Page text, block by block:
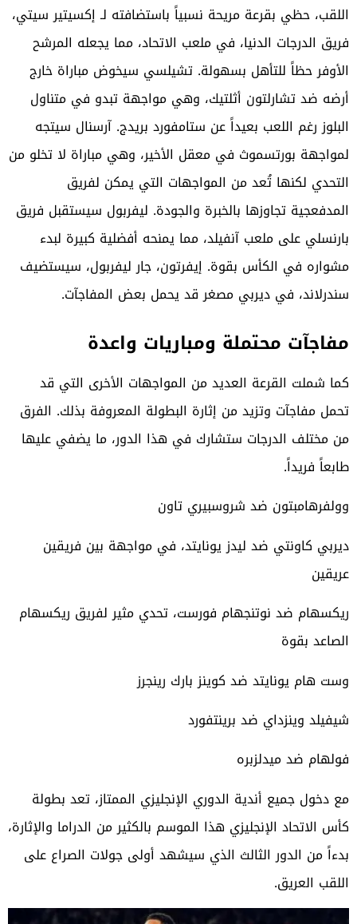
اللقب، حظي بقرعة مريحة نسبياً باستضافته لـ إكسيتير سيتي،
فريق الدرجات الدنيا، في ملعب الاتحاد، مما يجعله المرشح
الأوفر حظاً للتأهل بسهولة. تشيلسي سيخوض مباراة خارج
أرضه ضد تشارلتون أثلتيك، وهي مواجهة تبدو في متناول
البلوز رغم اللعب بعيداً عن ستامفورد بريدج. آرسنال سيتجه
لمواجهة بورتسموث في معقل الأخير، وهي مباراة لا تخلو من
التحدي لكنها تُعد من المواجهات التي يمكن لفريق
المدفعجية تجاوزها بالخبرة والجودة. ليفربول سيستقبل فريق
بارنسلي على ملعب آنفيلد، مما يمنحه أفضلية كبيرة لبدء
مشواره في الكأس بقوة. إيفرتون، جار ليفربول، سيستضيف
سندرلاند، في ديربي مصغر قد يحمل بعض المفاجآت.
مفاجآت محتملة ومباريات واعدة
كما شملت القرعة العديد من المواجهات الأخرى التي قد
تحمل مفاجآت وتزيد من إثارة البطولة المعروفة بذلك. الفرق
من مختلف الدرجات ستشارك في هذا الدور، ما يضفي عليها
طابعاً فريداً.
وولفرهامبتون ضد شروسبيري تاون
ديربي كاونتي ضد ليدز يونايتد، في مواجهة بين فريقين
عريقين
ريكسهام ضد نوتنجهام فورست، تحدي مثير لفريق ريكسهام
الصاعد بقوة
وست هام يونايتد ضد كوينز بارك رينجرز
شيفيلد وينزداي ضد برينتفورد
فولهام ضد ميدلزبره
مع دخول جميع أندية الدوري الإنجليزي الممتاز، تعد بطولة
كأس الاتحاد الإنجليزي هذا الموسم بالكثير من الدراما والإثارة،
بدءاً من الدور الثالث الذي سيشهد أولى جولات الصراع على
اللقب العريق.